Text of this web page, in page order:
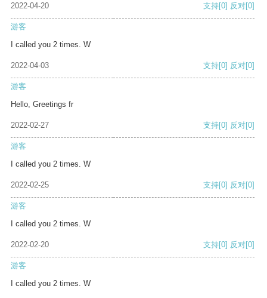
2022-04-20 支持[0] 反对[0]
游客
I called you 2 times. W
2022-04-03 支持[0] 反对[0]
游客
Hello, Greetings fr
2022-02-27 支持[0] 反对[0]
游客
I called you 2 times. W
2022-02-25 支持[0] 反对[0]
游客
I called you 2 times. W
2022-02-20 支持[0] 反对[0]
游客
I called you 2 times. W